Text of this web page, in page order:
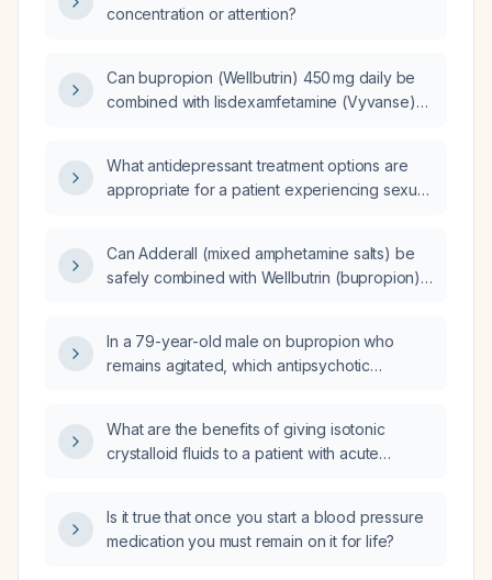
concentration or attention?
Can bupropion (Wellbutrin) 450 mg daily be
combined with lisdexamfetamine (Vyvanse)
What antidepressant treatment options are
appropriate for a patient experiencing sexual
bupropion?
Can Adderall (mixed amphetamine salts) be
safely combined with Wellbutrin (bupropion)
In a 79-year-old male on bupropion who
remains agitated, which antipsychotic
What are the benefits of giving isotonic
crystalloid fluids to a patient with acute
Is it true that once you start a blood pressure
medication you must remain on it for life?